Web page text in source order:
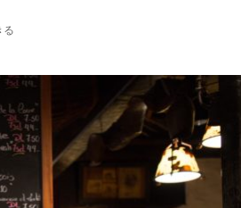
る